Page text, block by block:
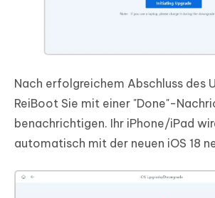
Nach erfolgreichem Abschluss des
ReiBoot Sie mit einer "Done"-
benachrichtigen. Ihr iPhone/iPad
automatisch mit der neuen iOS 18